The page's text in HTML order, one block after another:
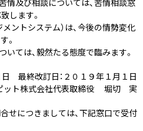
情及び相談については、苦情相談窓
します。
ントシステム）は、今後の情勢変化
。
ては、毅然たる態度で臨みます。
日 最終改訂日：２０１９年１月１日
ット株式会社代表取締役 堀切 実
せにつきましては、下記窓口で受付